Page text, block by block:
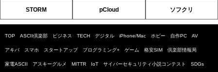
STORM pCloud ソフクリ
TOP ASCII倶楽部 ビジネス TECH デジタル iPhone/Mac ホビー 自作PC AV
アキバ スマホ スタートアップ プログラミング+ ゲーム 格安SIM 倶楽部情報局
家電ASCII アスキーグルメ MITTR IoT サイバーセキュリティ小説コンテスト SDGs